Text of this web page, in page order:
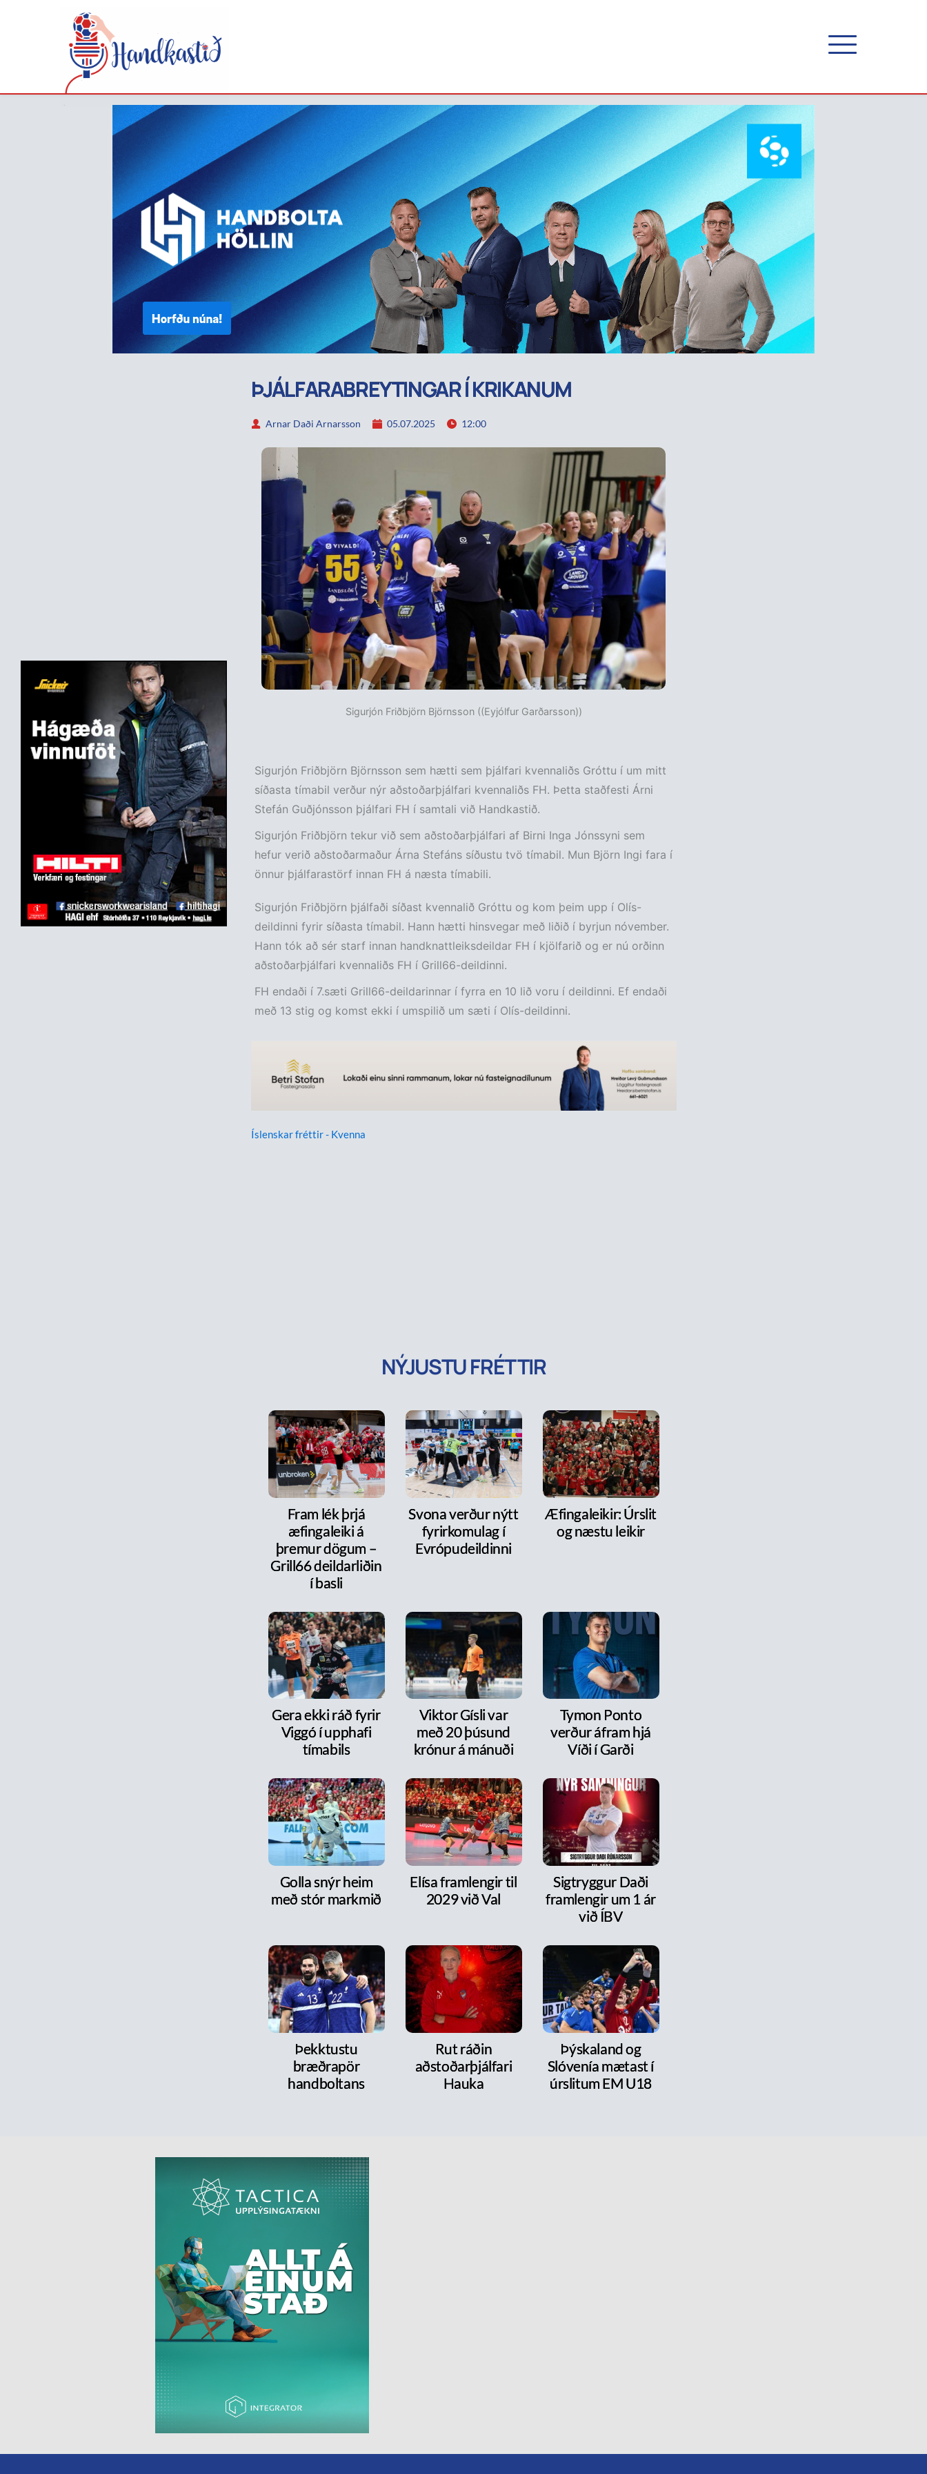
ÞJÁLFARABREYTINGAR Í KRIKANUM
Arnar Daði Arnarsson 05.07.2025 12:00
Sigurjón Friðbjörn Björnsson ((Eyjólfur Garðarsson))
Sigurjón Friðbjörn Björnsson sem hætti sem þjálfari kvennaliðs Gróttu í um mitt
síðasta tímabil verður nýr aðstoðarþjálfari kvennaliðs FH. Þetta staðfesti Árni
Stefán Guðjónsson þjálfari FH í samtali við Handkastið.
Sigurjón Friðbjörn tekur við sem aðstoðarþjálfari af Birni Inga Jónssyni sem
hefur verið aðstoðarmaður Árna Stefáns síðustu tvö tímabil. Mun Björn Ingi fara í
önnur þjálfarastörf innan FH á næsta tímabili.
Sigurjón Friðbjörn þjálfaði síðast kvennalið Gróttu og kom þeim upp í Olís-
deildinni fyrir síðasta tímabil. Hann hætti hinsvegar með liðið í byrjun nóvember.
Hann tók að sér starf innan handknattleiksdeildar FH í kjölfarið og er nú orðinn
aðstoðarþjálfari kvennaliðs FH í Grill66-deildinni.
FH endaði í 7.sæti Grill66-deildarinnar í fyrra en 10 lið voru í deildinni. Ef endaði
með 13 stig og komst ekki í umspilið um sæti í Olís-deildinni.
Íslenskar fréttir - Kvenna
NÝJUSTU FRÉTTIR
Fram lék þrjá
æfingaleiki á
þremur dögum –
Grill66 deildarliðin
í basli
Svona verður nýtt
fyrirkomulag í
Evrópudeildinni
Æfingaleikir: Úrslit
og næstu leikir
Gera ekki ráð fyrir
Viggó í upphafi
tímabils
Viktor Gísli var
með 20 þúsund
krónur á mánuði
Tymon Ponto
verður áfram hjá
Víði í Garði
Golla snýr heim
með stór markmið
Elísa framlengir til
2029 við Val
Sigtryggur Daði
framlengir um 1 ár
við ÍBV
Þekktustu
bræðrapör
handboltans
Rut ráðin
aðstoðarþjálfari
Hauka
Þýskaland og
Slóvenía mætast í
úrslitum EM U18